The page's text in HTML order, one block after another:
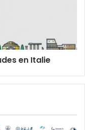
en Italie